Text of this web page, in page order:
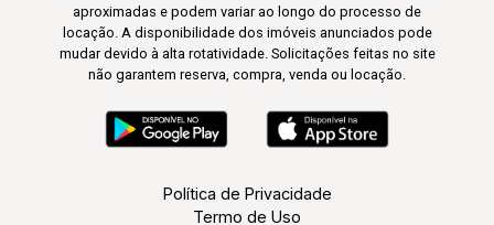
aproximadas e podem variar ao longo do processo de
locação. A disponibilidade dos imóveis anunciados pode
mudar devido à alta rotatividade. Solicitações feitas no site
não garantem reserva, compra, venda ou locação.
Política de Privacidade
Termo de Uso